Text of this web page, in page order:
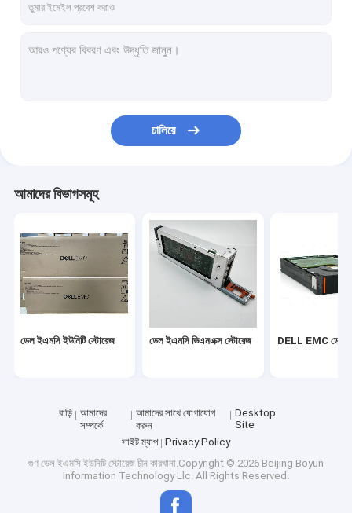
চালিয়ে
আমাদের বিভাগসমূহ
ডেল ইএমসি ইউনিটি স্টোরেজ ডেল ইএমসি ভিএনএক্স স্টোরেজ DELL EMC ডেটা
বাড়ি
আমাদের
সম্পর্কে
আমাদের সাথে যোগাযোগ
করুন
Desktop
Site
সাইট ম্যাপ
Privacy Policy
গুণ ডেল ইএমসি ইউনিটি স্টোরেজ চীন কারখানা.Copyright © 2026 Beijing Boyun
Information Technology Llc. All Rights Reserved.